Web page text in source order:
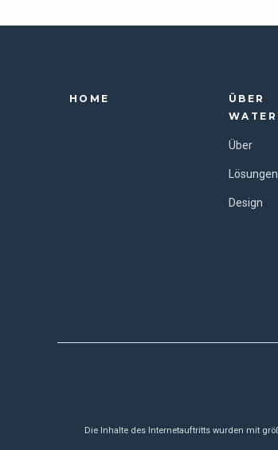
HOME
ÜBER
Über
Lösungen
Design
Die Inhalte des Internetauftritts wurden mit